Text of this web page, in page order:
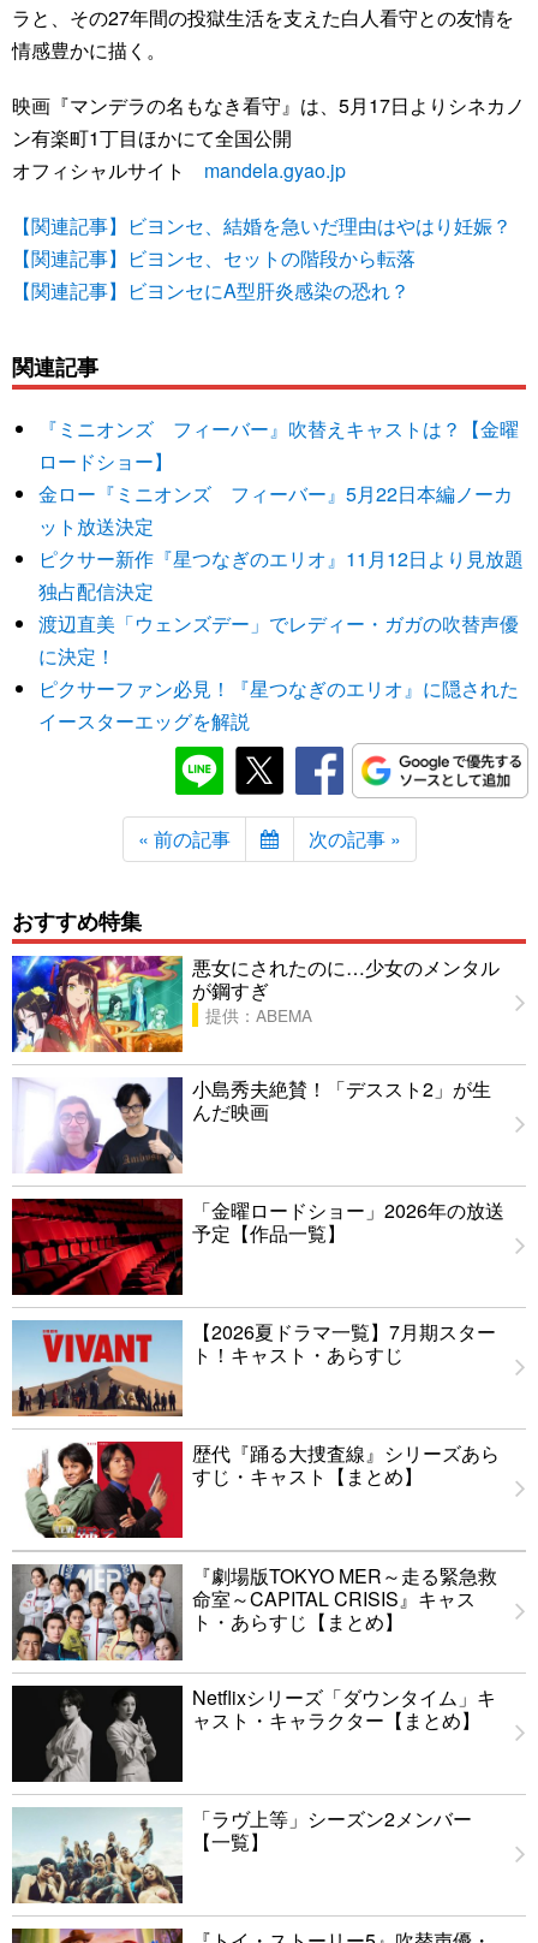
ラと、その27年間の投獄生活を支えた白人看守との友情を
情感豊かに描く。
映画『マンデラの名もなき看守』は、5月17日よりシネカノ
ン有楽町1丁目ほかにて全国公開
オフィシャルサイト mandela.gyao.jp
【関連記事】ビヨンセ、結婚を急いだ理由はやはり妊娠？
【関連記事】ビヨンセ、セットの階段から転落
【関連記事】ビヨンセにA型肝炎感染の恐れ？
関連記事
『ミニオンズ フィーバー』吹替えキャストは？【金曜
ロードショー】
金ロー『ミニオンズ フィーバー』5月22日本編ノーカ
ット放送決定
ピクサー新作『星つなぎのエリオ』11月12日より見放題
独占配信決定
渡辺直美「ウェンズデー」でレディー・ガガの吹替声優
に決定！
ピクサーファン必見！『星つなぎのエリオ』に隠された
イースターエッグを解説
« 前の記事 次の記事 »
おすすめ特集
悪女にされたのに…少女のメンタル
が鋼すぎ
提供：ABEMA
小島秀夫絶賛！「デススト2」が生
んだ映画
「金曜ロードショー」2026年の放送
予定【作品一覧】
【2026夏ドラマ一覧】7月期スター
ト！キャスト・あらすじ
歴代『踊る大捜査線』シリーズあら
すじ・キャスト【まとめ】
『劇場版TOKYO MER～走る緊急救
命室～CAPITAL CRISIS』キャス
ト・あらすじ【まとめ】
Netflixシリーズ「ダウンタイム」キ
ャスト・キャラクター【まとめ】
「ラヴ上等」シーズン2メンバー
【一覧】